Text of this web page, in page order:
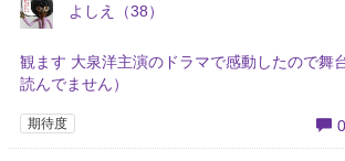
よしえ（38）
観ます 大泉洋主演のドラマで感動したので舞
読んでません）
期待度 0